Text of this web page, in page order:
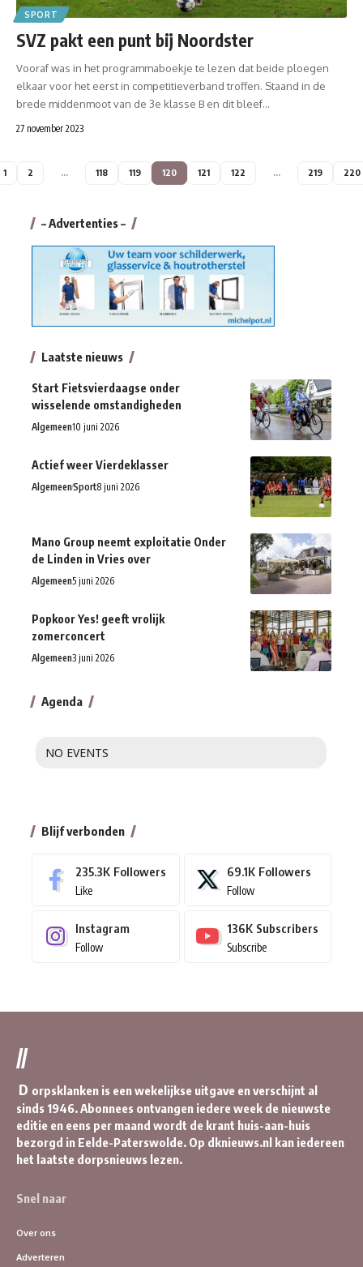
SPORT
SVZ pakt een punt bij Noordster
Vooraf was in het programmaboekje te lezen dat beide ploegen
elkaar voor het eerst in competitieverband troffen. Staand in de
brede middenmoot van de 3e klasse B en dit bleef…
27 november 2023
1 2 … 118 119 120 121 122 … 219 220
– Advertenties –
Laatste nieuws
Start Fietsvierdaagse onder
wisselende omstandigheden
Algemeen10 juni 2026
Actief weer Vierdeklasser
AlgemeenSport8 juni 2026
Mano Group neemt exploitatie Onder
de Linden in Vries over
Algemeen5 juni 2026
Popkoor Yes! geeft vrolijk
zomerconcert
Algemeen3 juni 2026
Agenda
NO EVENTS
Blijf verbonden
235.3K Followers
Like
69.1K Followers
Follow
Instagram
Follow
136K Subscribers
Subscribe
//
D orpsklanken is een wekelijkse uitgave en verschijnt al
sinds 1946. Abonnees ontvangen iedere week de nieuwste
editie en eens per maand wordt de krant huis-aan-huis
bezorgd in Eelde-Paterswolde. Op dknieuws.nl kan iedereen
het laatste dorpsnieuws lezen.
Snel naar
Over ons
Adverteren